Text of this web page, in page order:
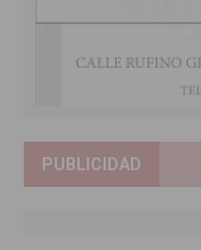
PUBLICIDAD